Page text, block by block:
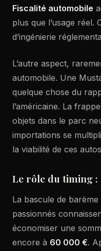
Fiscalité automobile
plus que l’usage réel.
d’ingénierie
L’autre aspect,
automobile. Une
quelque chose du
l’américaine. La
objets dans le parc
importations se
la viabilité de ces
Le rôle du timing :
La bascule de barème
passionnés
économiser une
encore à 60 000 €.